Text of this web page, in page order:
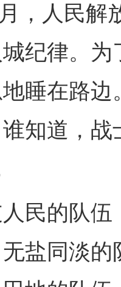
人民解
纪律。
睡在路
知道，
的队伍
盐同淡